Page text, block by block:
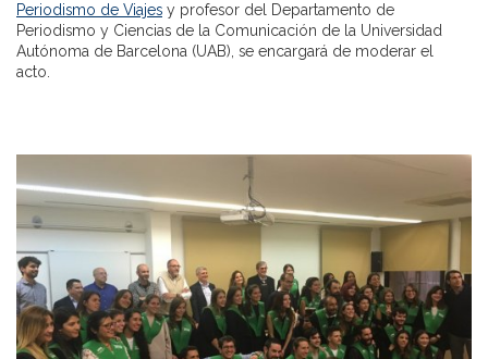
Periodismo de Viajes y profesor del Departamento de
Periodismo y Ciencias de la Comunicación de la Universidad
Autónoma de Barcelona (UAB), se encargará de moderar el
acto.